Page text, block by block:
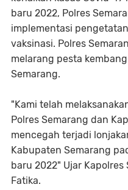
baru 2022, Polres
implementasi
vaksinasi. Polres
melarang pesta
Semarang.
"Kami telah
Polres Semarang dan
mencegah terjadi
Kabupaten Semarang
baru 2022" Ujar Kapolres
Fatika.